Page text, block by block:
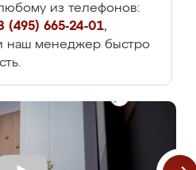
из телефонов:
(495) 665-24-01,
наш менеджер быстро